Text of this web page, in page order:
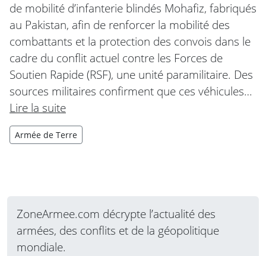
de mobilité d’infanterie blindés Mohafiz, fabriqués
au Pakistan, afin de renforcer la mobilité des
combattants et la protection des convois dans le
cadre du conflit actuel contre les Forces de
Soutien Rapide (RSF), une unité paramilitaire. Des
sources militaires confirment que ces véhicules…
Lire la suite
Armée de Terre
ZoneArmee.com décrypte l’actualité des
armées, des conflits et de la géopolitique
mondiale.